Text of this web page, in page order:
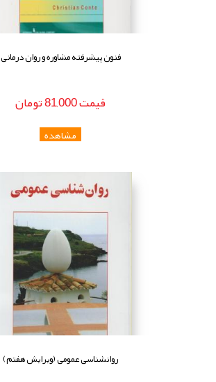
فنون پیشرفته مشاوره و روان درمانی
قيمت81,000تومان
روانشناسی عمومی (ویرایش هفتم)